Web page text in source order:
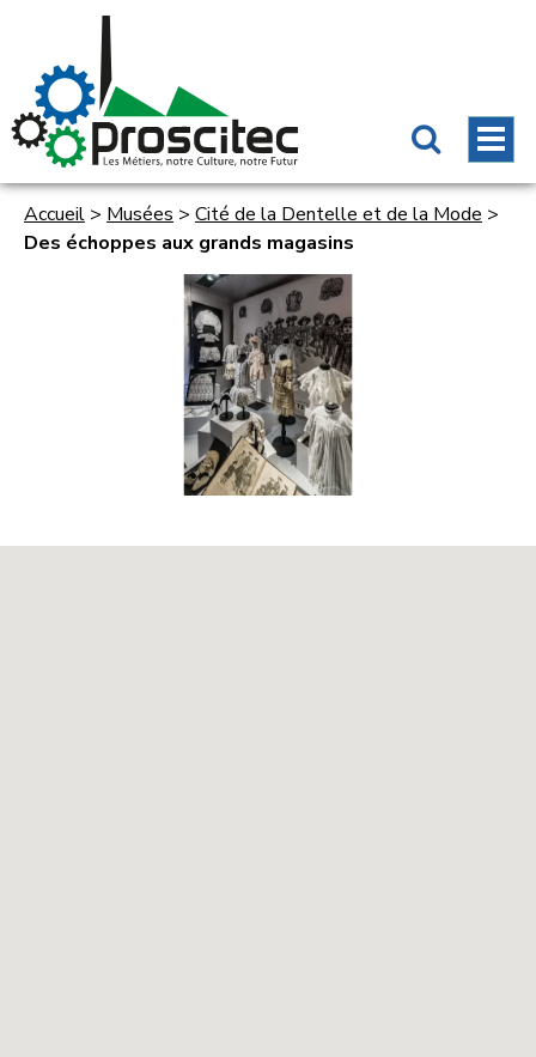
Accueil > Musées > Cité de la Dentelle et de la Mode >
Des échoppes aux grands magasins